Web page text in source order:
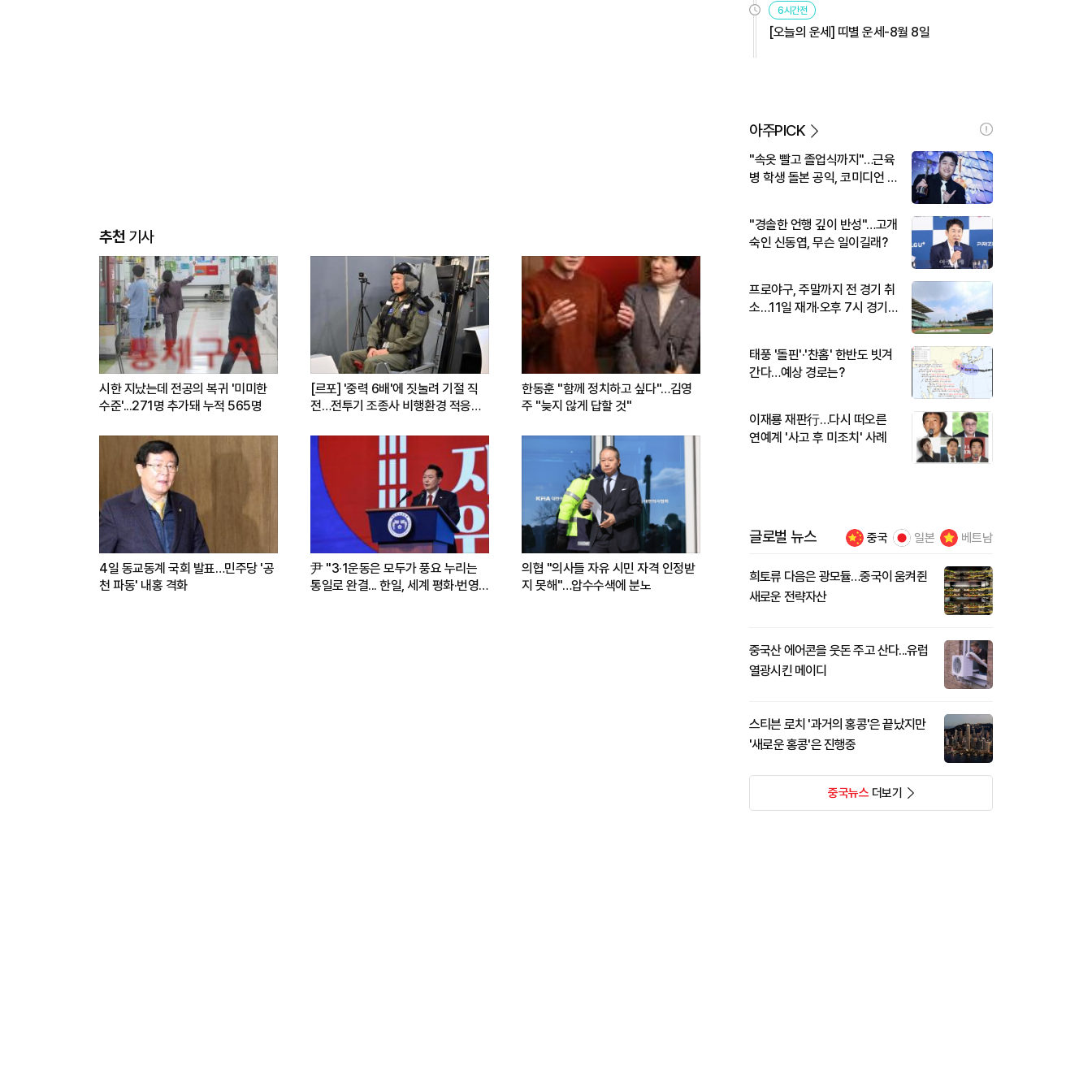
추천기사
시한 지났는데 전공의 복귀 '미미한
수준'...271명 추가돼 누적 565명
[르포] '중력 6배'에 짓눌려 기절 직
전…전투기 조종사 비행환경 적응훈
한동훈 "함께 정치하고 싶다"…김영
주 "늦지 않게 답할 것"
4일 동교동계 국회 발표…민주당 '공
천 파동' 내홍 격화
尹 "3·1운동은 모두가 풍요 누리는
통일로 완결... 한일, 세계 평화·번영
의협 "의사들 자유 시민 자격 인정받
지 못해"…압수수색에 분노
6시간전
[오늘의 운세] 띠별 운세-8월 8일
아주PICK
"속옷 빨고 졸업식까지"…근육
병 학생 돌본 공익, 코미디언 김
"경솔한 언행 깊이 반성"…고개
숙인 신동엽, 무슨 일이길래?
프로야구, 주말까지 전 경기 취
소…11일 재개·오후 7시 경기
태풍 '돌핀'·'찬홈' 한반도 빗겨
간다…예상 경로는?
이재룡 재판行…다시 떠오른
연예계 '사고 후 미조치' 사례
글로벌 뉴스 중국 일본 베트남
희토류 다음은 광모듈…중국이 움켜쥔
새로운 전략자산
중국산 에어콘을 웃돈 주고 산다...유럽
열광시킨 메이디
스티븐 로치 '과거의 홍콩'은 끝났지만
'새로운 홍콩'은 진행중
중국뉴스더보기